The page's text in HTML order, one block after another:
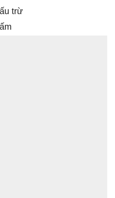
trừ